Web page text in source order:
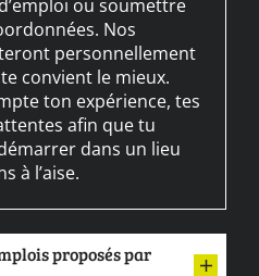
Nos
personnellement
convient le mieux.
ton expérience, tes
afin que tu
dans un lieu
à l’aise.
proposés par